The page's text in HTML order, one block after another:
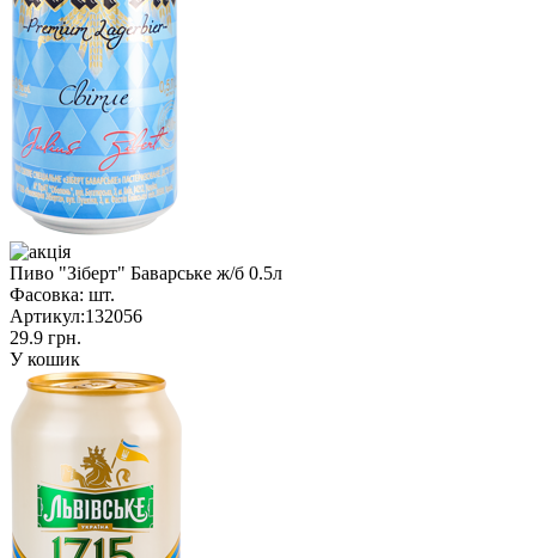
Пиво "Зіберт" Баварське ж/б 0.5л
Фасовка: шт.
Артикул:132056
29.9 грн.
У кошик